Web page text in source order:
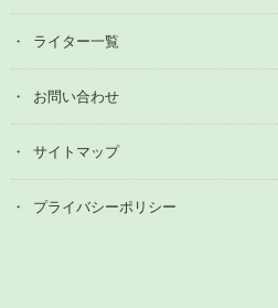
ライター一覧
お問い合わせ
サイトマップ
プライバシーポリシー